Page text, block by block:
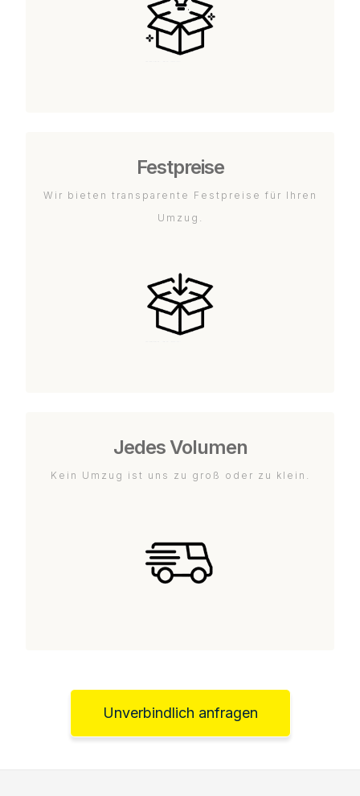
Festpreise
Wir bieten transparente Festpreise für Ihren
Umzug.
Jedes Volumen
Kein Umzug ist uns zu groß oder zu klein.
Unverbindlich anfragen